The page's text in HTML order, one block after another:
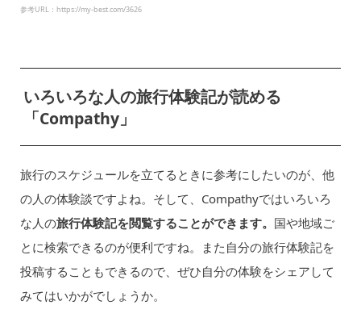
参考URL：https://my-best.com/3626
いろいろな人の旅行体験記が読める
「Compathy」
旅行のスケジュールを立てるときに参考にしたいのが、他
の人の体験談ですよね。そして、Compathyではいろいろ
な人の旅行体験記を閲覧することができます。 国や地域ご
とに検索できるのが便利ですね。また自分の旅行体験記を
投稿することもできるので、ぜひ自分の体験をシェアして
みてはいかがでしょうか。